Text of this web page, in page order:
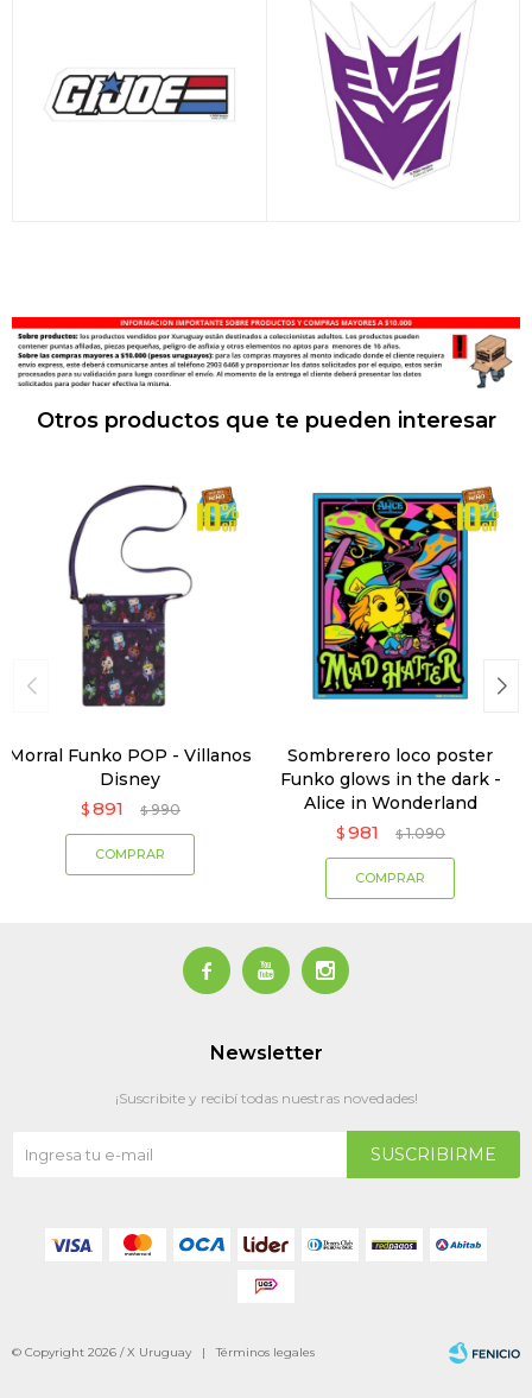
Otros productos que te pueden interesar
Morral Funko POP - Villanos
Disney
$ 891 $ 990
Sombrerero loco poster
Funko glows in the dark -
Alice in Wonderland
$ 981 $ 1.090
  
Newsletter
¡Suscribite y recibí todas nuestras novedades!
SUSCRIBIRME
© Copyright 2026 / X Uruguay |Términos legales